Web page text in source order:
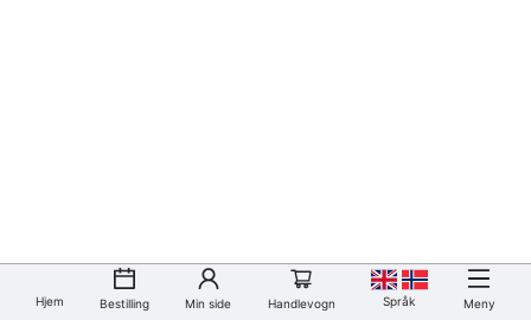
Hjem Bestilling Min side Handlevogn Språk Meny